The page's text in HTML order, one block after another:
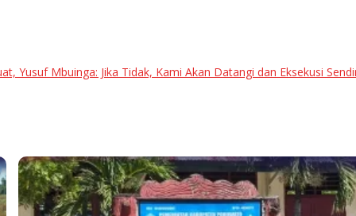
Yusuf Mbuinga: Jika Tidak, Kami Akan Datangi dan Eksekusi